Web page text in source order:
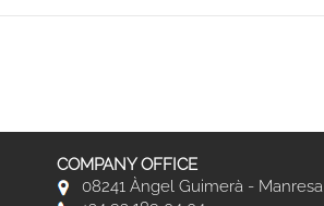
COMPANY OFFICE
08241 Àngel Guimerà - Manresa